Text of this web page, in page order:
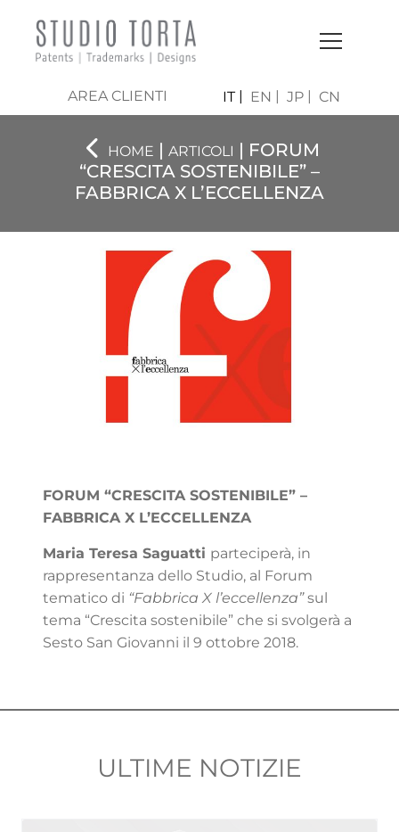
AREA CLIENTI IT EN JP CN
HOME | ARTICOLI | FORUM
“CRESCITA SOSTENIBILE” –
FABBRICA X L’ECCELLENZA
FORUM “CRESCITA SOSTENIBILE” –
FABBRICA X L’ECCELLENZA
Maria Teresa Saguatti parteciperà, in
rappresentanza dello Studio, al Forum
tematico di “Fabbrica X l’eccellenza”sul
tema “Crescita sostenibile” che si svolgerà a
Sesto San Giovanni il 9 ottobre 2018.
ULTIME NOTIZIE